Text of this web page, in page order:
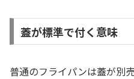
蓋が標準で付く意味
普通のフライパンは蓋が別